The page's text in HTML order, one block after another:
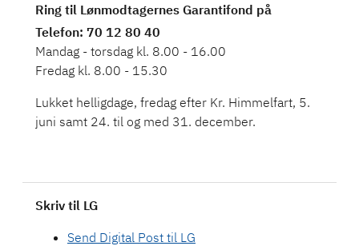
Ring til Lønmodtagernes Garantifond på
Telefon: 70 12 80 40
Mandag - torsdag kl. 8.00 - 16.00
Fredag kl. 8.00 - 15.30
Lukket helligdage, fredag efter Kr. Himmelfart, 5.
juni samt 24. til og med 31. december.
Skriv til LG
Send Digital Post til LG